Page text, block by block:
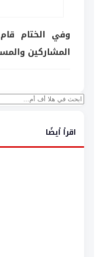
وفي الختام
المشاركين
بحث
اقرأ أيضًا